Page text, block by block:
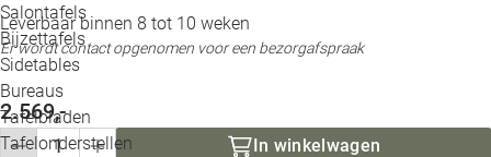
Salontafels
Bijzettafels
Sidetables
Bureaus
Tafelbladen
Tafelonderstellen
Alle
Leverbaar binnen 8 tot 10 weken
Er wordt contact opgenomen voor een bezorgafspraak
2.569,-
In winkelwagen